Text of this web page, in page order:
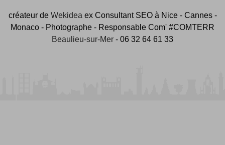
créateur de Wekidea ex Consultant SEO à Nice - Cannes -
Monaco - Photographe - Responsable Com' #COMTERR
Beaulieu-sur-Mer - 06 32 64 61 33